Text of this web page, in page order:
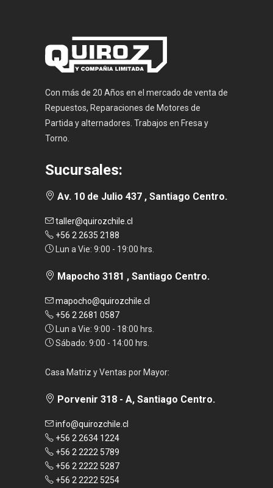
Con más de 20 Años en el mercado de venta de
Repuestos, Reparaciones de Motores de
Partida y alternadores. Trabajos en Fresa y
Torno.
Sucursales:
Av. 10 de Julio 437 , Santiago Centro.
taller@quirozchile.cl
+56 2 2635 2188
Lun a Vie: 9:00 - 19:00 hrs.
Mapocho 3181 , Santiago Centro.
mapocho@quirozchile.cl
+56 2 2681 0587
Lun a Vie: 9:00 - 18:00 hrs.
Sábado: 9:00 - 14:00 hrs.
Casa Matriz y Ventas por Mayor:
Porvenir 318 - A, Santiago Centro.
info@quirozchile.cl
+56 2 2634 1224
+56 2 2222 5789
+56 2 2222 5287
+56 2 2222 5254